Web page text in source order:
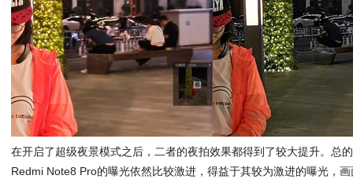
在开启了超级夜景模式之后，二者的夜拍效果都得到了较大提升。总
Redmi Note8 Pro的曝光依然比较激进，得益于其较为激进的曝光，